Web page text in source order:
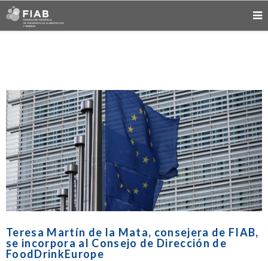
Teresa Martín de la Mata, consejera de FIAB,
se incorpora al Consejo de Dirección de
FoodDrinkEurope